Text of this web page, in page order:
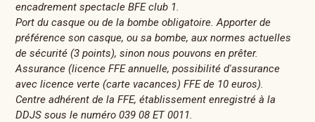
encadrement spectacle BFE club 1.
Port du casque ou de la bombe obligatoire. Apporter de
préférence son casque, ou sa bombe, aux normes actuelles
de sécurité (3 points), sinon nous pouvons en prêter.
Assurance (licence FFE annuelle, possibilité d'assurance
avec licence verte (carte vacances) FFE de 10 euros).
Centre adhérent de la FFE, établissement enregistré à la
DDJS sous le numéro 039 08 ET 0011.